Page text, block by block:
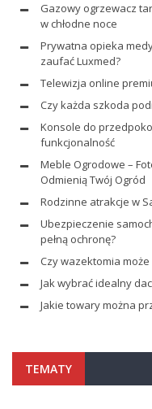
Gazowy ogrzewacz
w chłodne noce
Prywatna opieka
zaufać Luxmed?
Telewizja online
Czy każda szkoda
Konsole do
funkcjonalność
Meble Ogrodowe –
Odmienią Twój Ogród
Rodzinne atrakcje w
Ubezpieczenie
pełną ochronę?
Czy wazektomia
Jak wybrać idealny
Jakie towary można
TEMATY